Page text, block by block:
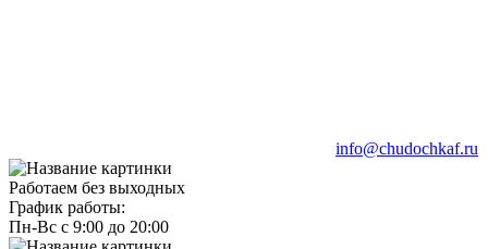
info@chudochkaf.ru
Работаем без выходных
График работы:
Пн-Вс с 9:00 до 20:00